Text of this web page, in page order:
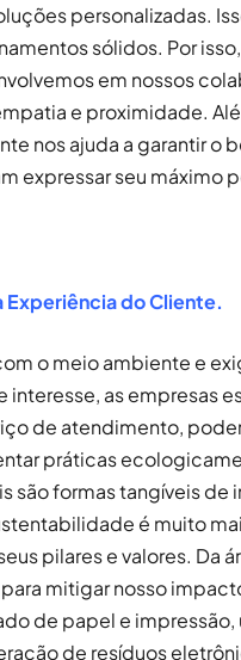
personalizadas.
sólidos. Por
em nossos
e proximidade.
nos ajuda a garantir o
expressar seu máximo
do Cliente.
o meio ambiente e
interesse, as empresas
de atendimento,
práticas
são formas tangíveis de
é muito
pilares e valores. Da
mitigar nosso
de papel e impressão,
de resíduos